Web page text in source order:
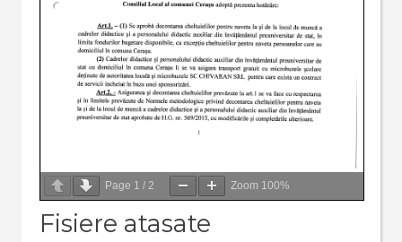
Page 1 / 2 Zoom 100%
Fisiere atasate